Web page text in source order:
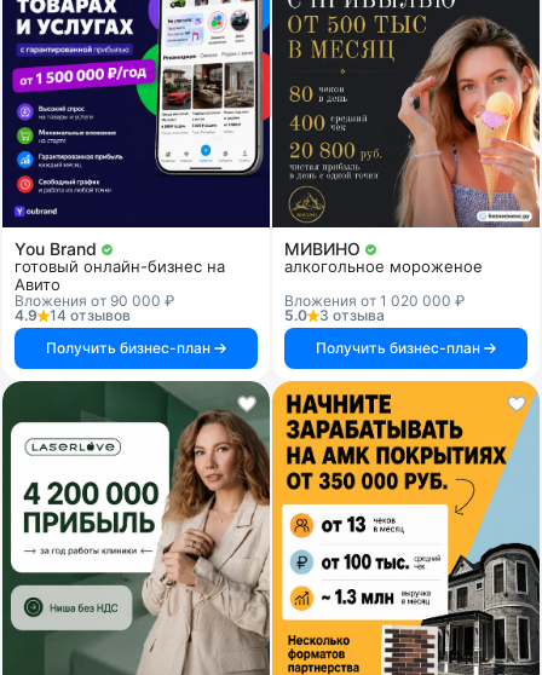
You Brand
готовый онлайн-бизнес на
Авито
Вложения от 90 000 ₽
4.9
14 отзывов
Получить бизнес-план
МИВИНО
алкогольное мороженое
Вложения от 1 020 000 ₽
5.0
3 отзыва
Получить бизнес-план